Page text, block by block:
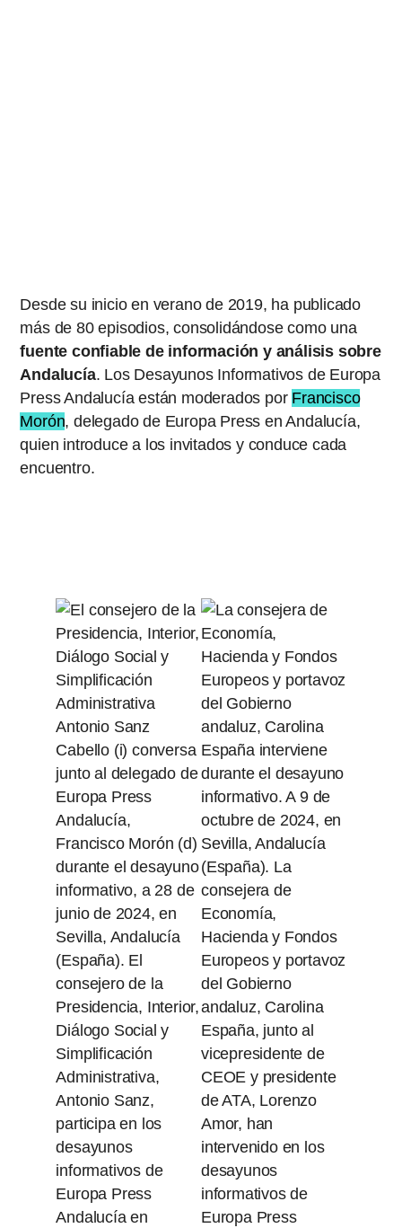
Desde su inicio en verano de 2019, ha publicado
más de 80 episodios, consolidándose como una
fuente confiable de información y análisis sobre
Andalucía. Los Desayunos Informativos de Europa
Press Andalucía están moderados por Francisco
Morón, delegado de Europa Press en Andalucía,
quien introduce a los invitados y conduce cada
encuentro.